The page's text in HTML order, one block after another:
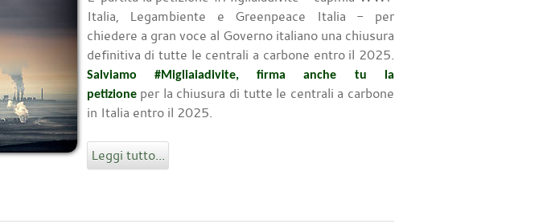
Italia, Legambiente e Greenpeace Italia - per
chiedere a gran voce al Governo italiano una chiusura
definitiva di tutte le centrali a carbone entro il 2025.
Salviamo #Migliaiadivite, firma anche tu la
petizioneper la chiusura di tutte le centrali a carbone
in Italia entro il 2025.
Leggi tutto...